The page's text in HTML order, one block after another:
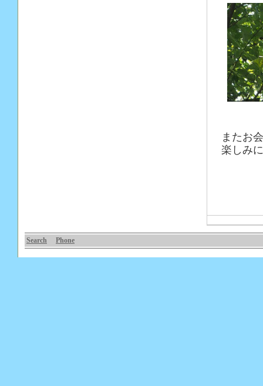
またお
楽しみ
Search Phone